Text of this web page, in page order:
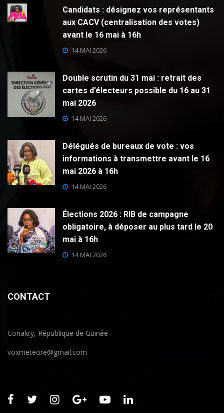
Candidats : désignez vos représentants
aux CACV (centralisation des votes)
avant le 16 mai à 16h
14 MAI 2026
Double scrutin du 31 mai : retrait des
cartes d’électeurs possible du 16 au 31
mai 2026
14 MAI 2026
Délégués de bureaux de vote : vos
informations à transmettre avant le 16
mai 2026 à 16h
14 MAI 2026
Élections 2026 : RIB de campagne
obligatoire, à déposer au plus tard le 20
mai à 16h
14 MAI 2026
CONTACT
Conakry, République de Guinée
voxmeteore@gmail.com